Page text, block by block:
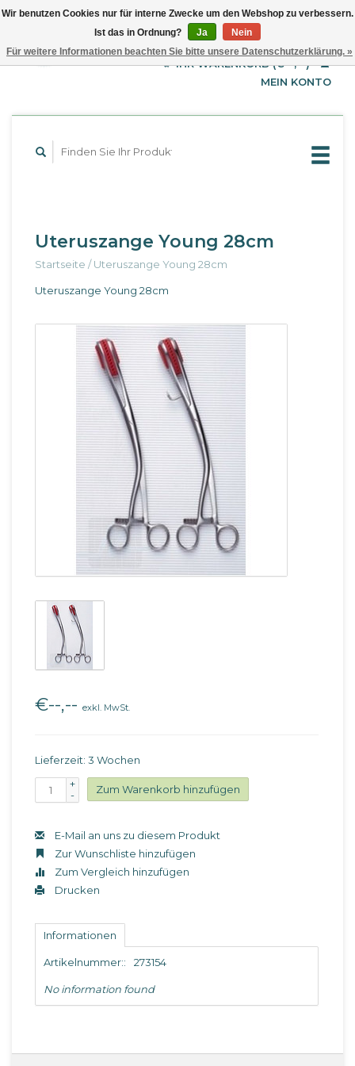
EUR
GBP
USD
English
Français
IHR WARENKORB (€--,--)
MEIN KONTO
Uteruszange Young 28cm
Startseite /Uteruszange Young 28cm
Uteruszange Young 28cm
€--,-- exkl. MwSt.
Lieferzeit: 3 Wochen
+
-
Zum Warenkorb hinzufügen
E-Mail an uns zu diesem Produkt
Zur Wunschliste hinzufügen
Zum Vergleich hinzufügen
Drucken
Informationen
Artikelnummer:: 273154
No information found
Wir benutzen Cookies nur für interne Zwecke um den Webshop zu verbessern.
Ist das in Ordnung?
Ja
Nein
Für weitere Informationen beachten Sie bitte unsere Datenschutzerklärung. »